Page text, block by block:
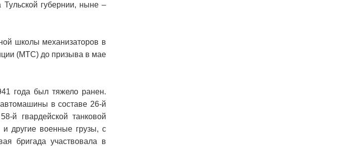
губернии, ныне –
школы механизаторов в
(МТС) до призыва в мае
года был тяжело ранен.
в составе 26-й
й гвардейской танковой
и другие военные грузы, с
бригада участвовала в